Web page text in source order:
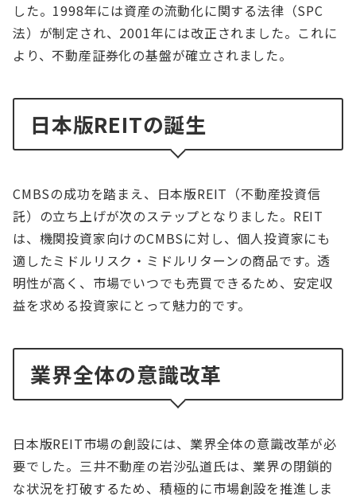
した。1998年には資産の流動化に関する法律（SPC
法）が制定され、2001年には改正されました。これに
より、不動産証券化の基盤が確立されました。
日本版REITの誕生
CMBSの成功を踏まえ、日本版REIT（不動産投資信
託）の立ち上げが次のステップとなりました。REIT
は、機関投資家向けのCMBSに対し、個人投資家にも
適したミドルリスク・ミドルリターンの商品です。透
明性が高く、市場でいつでも売買できるため、安定収
益を求める投資家にとって魅力的です。
業界全体の意識改革
日本版REIT市場の創設には、業界全体の意識改革が必
要でした。三井不動産の岩沙弘道氏は、業界の閉鎖的
な状況を打破するため、積極的に市場創設を推進しま